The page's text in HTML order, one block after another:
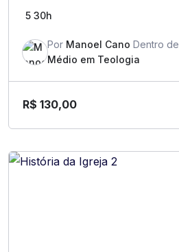
5 30h
Por Manoel Cano Dentro de
Médio em Teologia
R$ 130,00